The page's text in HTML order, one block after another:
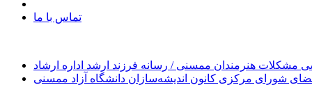
تماس با ما
مشکلات هنرمندان ممسنی / رسانه فرزند ارشد اداره ارشاد
شورای مرکزی کانون اندیشه‌سازان دانشگاه آزاد ممسنی